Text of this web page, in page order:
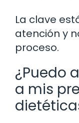
La clave
atención y
proceso.
¿Puedo
a mis